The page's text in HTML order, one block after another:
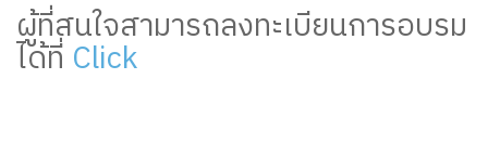
ผู้ที่สนใจสามารถลงทะเบียนการอบรม
ได้ที่ Click